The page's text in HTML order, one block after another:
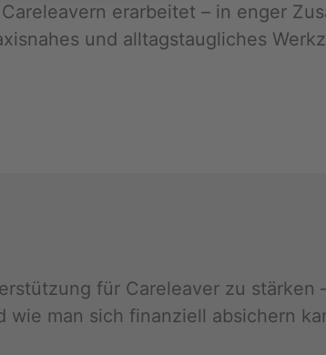
Ca­re­leavern er­ar­bei­tet – in enger
und all­tags­taug­li­ches
für Ca­re­leaver zu stär­ken
man sich fi­nan­zi­ell ab­si­chern